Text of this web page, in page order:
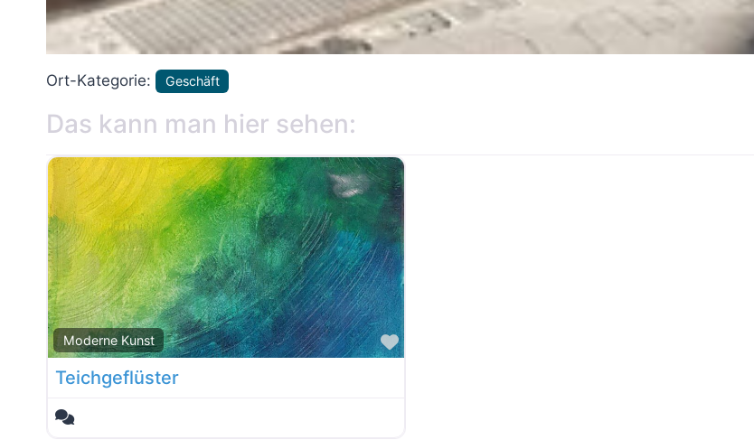
Ort-Kategorie: Geschäft
Das kann man hier sehen:
Moderne Kunst
Favorit
Teichgeflüster